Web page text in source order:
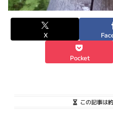
X
Pocket
この記事は